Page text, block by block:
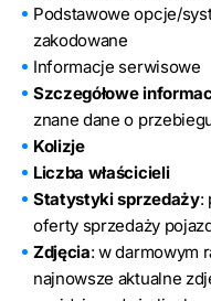
Podstawowe opcje/
zakodowane
Informacje serwisowe
Szczegółowe
znane dane o
Kolizje
Liczba właścicieli
Statystyki sprzedaży:
oferty sprzedaży
Zdjęcia: w darmowym
najnowsze aktualne